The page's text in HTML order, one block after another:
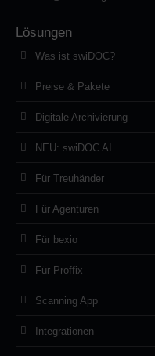
Lösungen
Was ist swiDOC?
Preise & Pakete
Digitale Archivierung
NEU: swiDOC AI
Für Treuhänder
Für Agenturen
Für bexio
Für Proffix
Scanning App
Integrationen